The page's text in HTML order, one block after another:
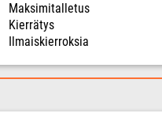
Maksimitalletus
Kierrätys
Ilmaiskierroksia